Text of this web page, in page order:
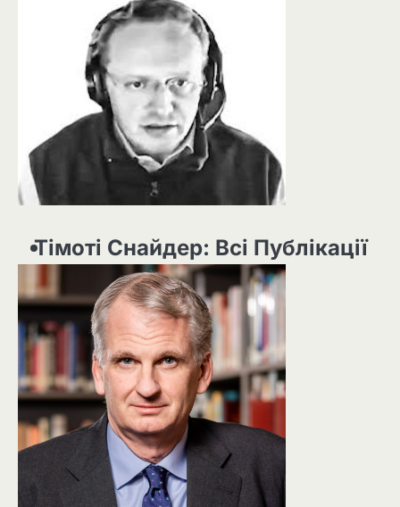
Тімоті Снайдер: Всі Публікації